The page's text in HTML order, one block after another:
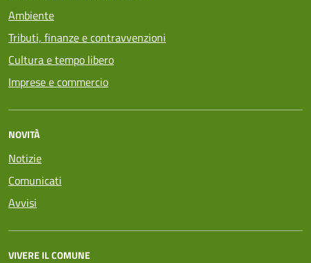
Ambiente
Tributi, finanze e contravvenzioni
Cultura e tempo libero
Imprese e commercio
NOVITÀ
Notizie
Comunicati
Avvisi
VIVERE IL COMUNE